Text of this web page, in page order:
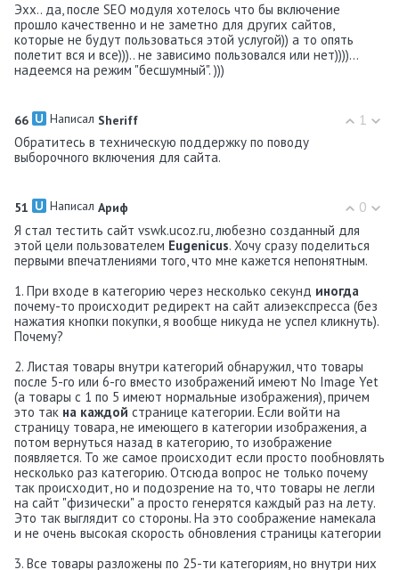
Эхх.. да, после SEO модуля хотелось что бы включение
прошло качественно и не заметно для других сайтов,
которые не будут пользоваться этой услугой)) а то опять
полетит вся и все))).. не зависимо пользовался или нет))))...
надеемся на режим "бесшумный". )))
1
66 Написал Shеriff
Обратитесь в техническую поддержку по поводу
выборочного включения для сайта.
0
51 Написал Ариф
Я стал тестить сайт vswk.ucoz.ru, любезно созданный для
этой цели пользователем Eugenicus. Хочу сразу поделиться
первыми впечатлениями того, что мне кажется непонятным.
1. При входе в категорию через несколько секунд иногда
почему-то происходит редирект на сайт алиэекспресса (без
нажатия кнопки покупки, я вообще никуда не успел кликнуть).
Почему?
2. Листая товары внутри категорий обнаружил, что товары
после 5-го или 6-го вместо изображений имеют No Image Yet
(а товары с 1 по 5 имеют нормальные изображения), причем
это так на каждой странице категории. Если войти на
страницу товара, не имеющего в категории изображения, а
потом вернуться назад в категорию, то изображение
появляется. То же самое происходит если просто пообновлять
несколько раз категорию. Отсюда вопрос не только почему
так происходит, но и подозрение на то, что товары не легли
на сайт "физически" а просто генерятся каждый раз на лету.
Это так выглядит со стороны. На это соображение намекала
и не очень высокая скорость обновления страницы категории
3. Все товары разложены по 25-ти категориям, но внутри них